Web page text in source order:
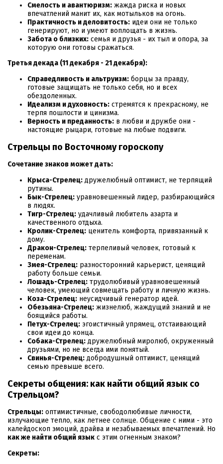
Смелость и авантюризм: жажда риска и новых
впечатлений манит их, как мотыльков на огонь.
Практичность и деловитость: идеи они не только
генерируют, но и умеют воплощать в жизнь.
Забота о близких: семья и друзья - их тыл и опора, за
которую они готовы сражаться.
Третья декада (11 декабря - 21 декабря):
Справедливость и альтруизм: борцы за правду,
готовые защищать не только себя, но и всех
обездоленных.
Идеализм и духовность: стремятся к прекрасному, не
терпя пошлости и цинизма.
Верность и преданность: в любви и дружбе они -
настоящие рыцари, готовые на любые подвиги.
Стрельцы по Восточному гороскопу
Сочетание знаков может дать:
Крыса-Стрелец: дружелюбный оптимист, не терпящий
рутины.
Бык-Стрелец: уравновешенный лидер, разбирающийся
в людях.
Тигр-Стрелец: удачливый любитель азарта и
качественного отдыха.
Кролик-Стрелец: ценитель комфорта, привязанный к
дому.
Дракон-Стрелец: терпеливый человек, готовый к
переменам.
Змея-Стрелец: разносторонний карьерист, ценящий
работу больше семьи.
Лошадь-Стрелец: трудолюбивый уравновешенный
человек, умеющий совмещать работу и личную жизнь.
Коза-Стрелец: неусидчивый генератор идей.
Обезьяна-Стрелец: жизнелюб, жаждущий знаний и не
боящийся работы.
Петух-Стрелец: эгоистичный упрямец, отстаивающий
свои идеи до конца.
Собака-Стрелец: дружелюбный миролюб, окруженный
друзьями, но не всегда ими понятый.
Свинья-Стрелец: добродушный оптимист, ценящий
семью превыше всего.
Секреты общения: как найти общий язык со
Стрельцом?
Стрельцы: оптимистичные, свободолюбивые личности,
излучающие тепло, как летнее солнце. Общение с ними - это
калейдоскоп эмоций, драйва и незабываемых впечатлений. Но
как же найти общий язык с этим огненным знаком?
Секреты: